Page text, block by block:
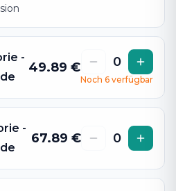
-
49.89 € 0
Noch 6 verfügbar
-
67.89 € 0